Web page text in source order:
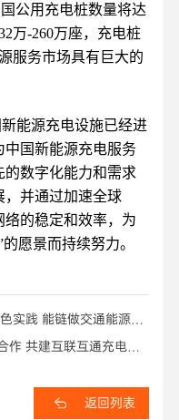
公用充电桩数量将达
万-260万座，充电桩
服务市场具有巨大的
能源充电设施已经进
中国新能源充电服务
数字化能力和需求
，并通过加速全球
的稳定和效率，为
愿景而持续努力。
实践 能链做交通能源碳
共建互联互通充电服
返回列表